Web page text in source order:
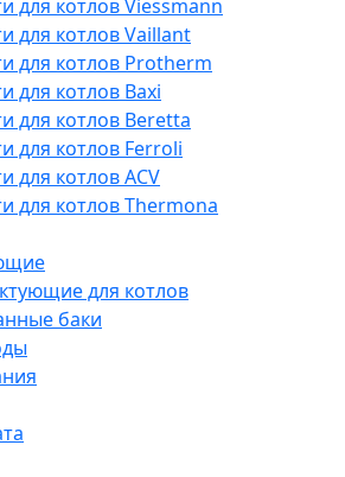
для котлов Viessmann
для котлов Vaillant
для котлов Protherm
для котлов Baxi
для котлов Beretta
для котлов Ferroli
для котлов ACV
для котлов Thermona
для котлов
баки